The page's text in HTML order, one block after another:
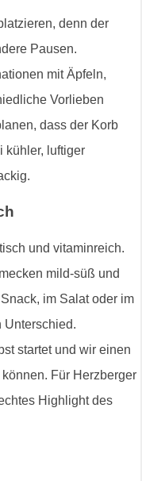
denn der
Pausen.
mit Äpfeln,
Vorlieben
dass der Korb
kühler, luftiger
und vitaminreich.
mild-süß und
im Salat oder im
Unterschied.
startet und wir einen
Für Herzberger
Highlight des